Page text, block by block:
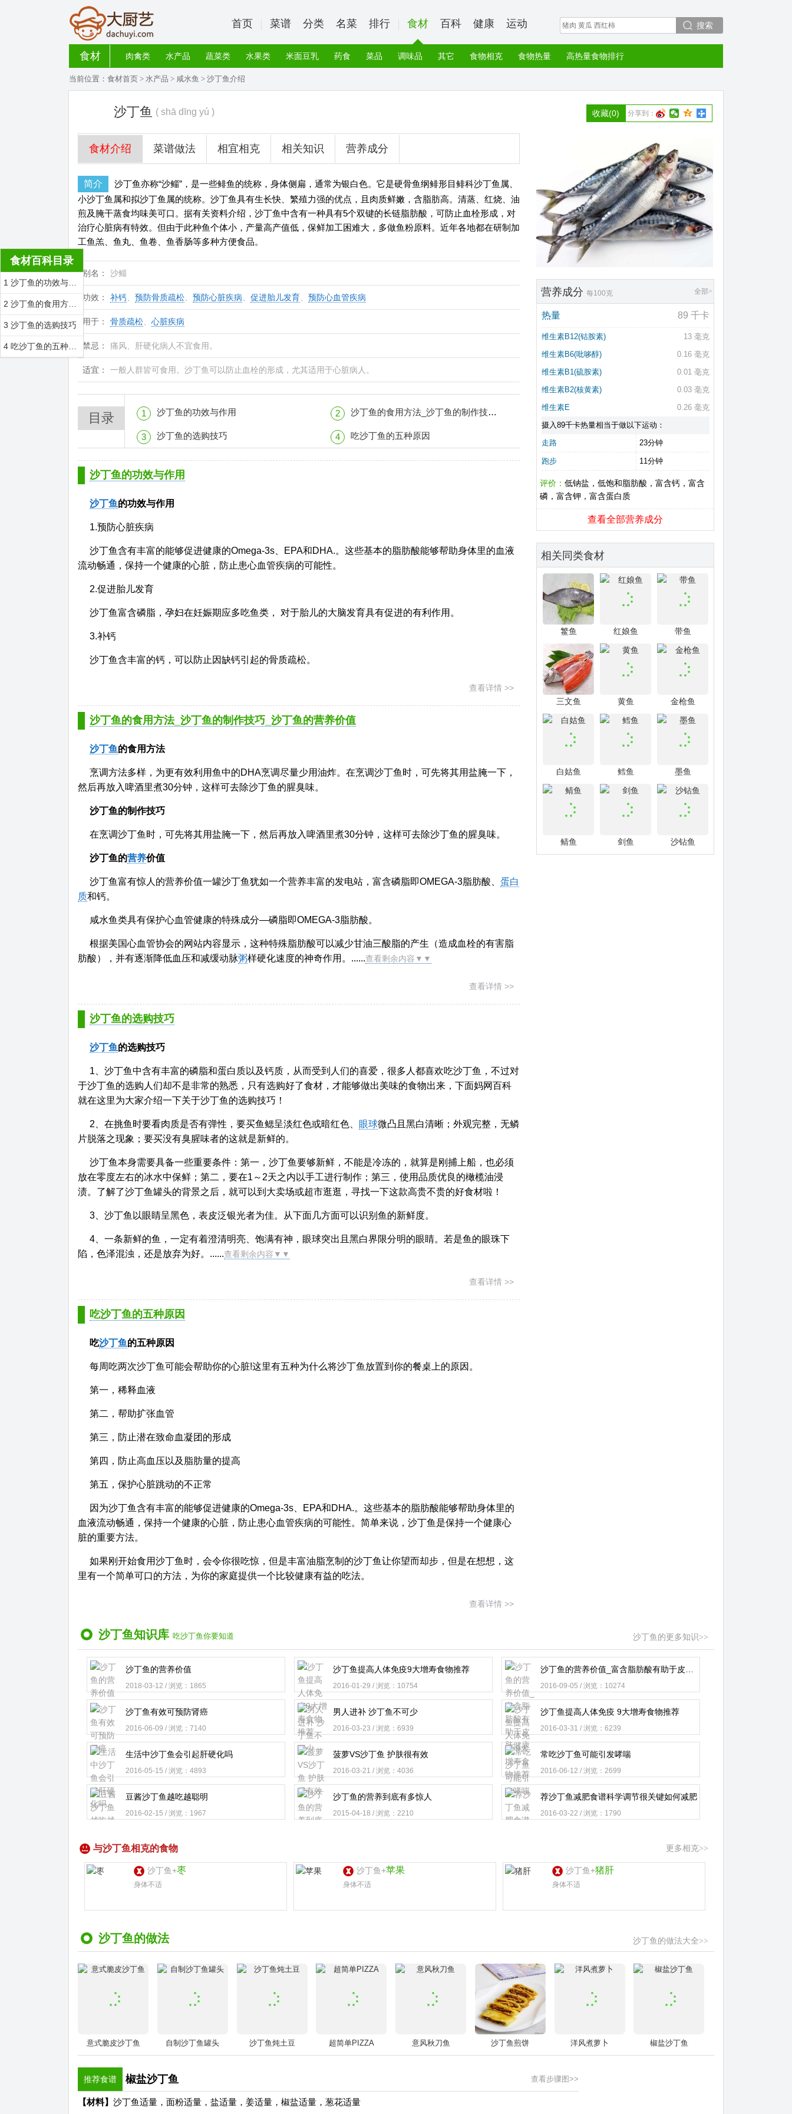
搜索
首页 菜谱 分类 名菜 排行 食材 百科 健康 运动
食材 肉禽类 水产品 蔬菜类 水果类 米面豆乳 药食 菜品 调味品 其它 食物相克 食物热量 高热量食物排行
当前位置： 食材首页 > 水产品 > 咸水鱼 > 沙丁鱼介绍
沙丁鱼 ( shā dīng yú ) 分享到：
收藏(0)
食材介绍 菜谱做法 相宜相克 相关知识 营养成分
简介
沙丁鱼亦称“沙鲻”，是一些鲱鱼的统称，身体侧扁，通常为银白色。它是硬骨鱼纲鲱形目鲱科沙丁鱼属、
小沙丁鱼属和拟沙丁鱼属的统称。沙丁鱼具有生长快、繁殖力强的优点，且肉质鲜嫩，含脂肪高。清蒸、红烧、油
煎及腌干蒸食均味美可口。据有关资料介绍，沙丁鱼中含有一种具有5个双键的长链脂肪酸，可防止血栓形成，对
治疗心脏病有特效。但由于此种鱼个体小，产量高产值低，保鲜加工困难大，多做鱼粉原料。近年各地都在研制加
工鱼羔、鱼丸、鱼卷、鱼香肠等多种方便食品。
别名： 沙鲻
功效： 补钙 预防骨质疏松 预防心脏疾病 促进胎儿发育 预防心血管疾病
用于： 骨质疏松 心脏疾病
禁忌： 痛风、肝硬化病人不宜食用。
适宜： 一般人群皆可食用。沙丁鱼可以防止血栓的形成，尤其适用于心脏病人。
目录 1 沙丁鱼的功效与作用 2 沙丁鱼的食用方法_沙丁鱼的制作技巧_沙丁鱼的营养价值
3 沙丁鱼的选购技巧 4 吃沙丁鱼的五种原因
沙丁鱼的功效与作用
沙丁鱼的功效与作用
1.预防心脏疾病
沙丁鱼含有丰富的能够促进健康的Omega-3s、EPA和DHA.。这些基本的脂肪酸能够帮助身体里的血液
流动畅通，保持一个健康的心脏，防止患心血管疾病的可能性。
2.促进胎儿发育
沙丁鱼富含磷脂，孕妇在妊娠期应多吃鱼类， 对于胎儿的大脑发育具有促进的有利作用。
3.补钙
沙丁鱼含丰富的钙，可以防止因缺钙引起的骨质疏松。
查看详情 >>
沙丁鱼的食用方法_沙丁鱼的制作技巧_沙丁鱼的营养价值
沙丁鱼的食用方法
烹调方法多样，为更有效利用鱼中的DHA烹调尽量少用油炸。在烹调沙丁鱼时，可先将其用盐腌一下，
然后再放入啤酒里煮30分钟，这样可去除沙丁鱼的腥臭味。
沙丁鱼的制作技巧
在烹调沙丁鱼时，可先将其用盐腌一下，然后再放入啤酒里煮30分钟，这样可去除沙丁鱼的腥臭味。
沙丁鱼的营养价值
沙丁鱼富有惊人的营养价值一罐沙丁鱼犹如一个营养丰富的发电站，富含磷脂即OMEGA-3脂肪酸、 蛋白
质和钙。
咸水鱼类具有保护心血管健康的特殊成分—磷脂即OMEGA-3脂肪酸。
根据美国心血管协会的网站内容显示，这种特殊脂肪酸可以减少甘油三酸脂的产生（造成血栓的有害脂
肪酸），并有逐渐降低血压和减缓动脉粥样硬化速度的神奇作用。......查看剩余内容▼▼
查看详情 >>
沙丁鱼的选购技巧
沙丁鱼的选购技巧
1、沙丁鱼中含有丰富的磷脂和蛋白质以及钙质，从而受到人们的喜爱，很多人都喜欢吃沙丁鱼，不过对
于沙丁鱼的选购人们却不是非常的熟悉，只有选购好了食材，才能够做出美味的食物出来，下面妈网百科
就在这里为大家介绍一下关于沙丁鱼的选购技巧！
2、在挑鱼时要看肉质是否有弹性，要买鱼鳃呈淡红色或暗红色、 眼球微凸且黑白清晰；外观完整，无鳞
片脱落之现象；要买没有臭腥味者的这就是新鲜的。
沙丁鱼本身需要具备一些重要条件：第一，沙丁鱼要够新鲜，不能是冷冻的，就算是刚捕上船，也必须
放在零度左右的冰水中保鲜；第二，要在1～2天之内以手工进行制作；第三，使用品质优良的橄榄油浸
渍。了解了沙丁鱼罐头的背景之后，就可以到大卖场或超市逛逛，寻找一下这款高贵不贵的好食材啦！
3、沙丁鱼以眼睛呈黑色，表皮泛银光者为佳。从下面几方面可以识别鱼的新鲜度。
4、一条新鲜的鱼，一定有着澄清明亮、饱满有神，眼球突出且黑白界限分明的眼睛。若是鱼的眼珠下
陷，色泽混浊，还是放弃为好。......查看剩余内容▼▼
查看详情 >>
吃沙丁鱼的五种原因
吃沙丁鱼的五种原因
每周吃两次沙丁鱼可能会帮助你的心脏!这里有五种为什么将沙丁鱼放置到你的餐桌上的原因。
第一，稀释血液
第二，帮助扩张血管
第三，防止潜在致命血凝团的形成
第四，防止高血压以及脂肪量的提高
第五，保护心脏跳动的不正常
因为沙丁鱼含有丰富的能够促进健康的Omega-3s、EPA和DHA.。这些基本的脂肪酸能够帮助身体里的
血液流动畅通，保持一个健康的心脏，防止患心血管疾病的可能性。简单来说，沙丁鱼是保持一个健康心
脏的重要方法。
如果刚开始食用沙丁鱼时，会令你很吃惊，但是丰富油脂烹制的沙丁鱼让你望而却步，但是在想想，这
里有一个简单可口的方法，为你的家庭提供一个比较健康有益的吃法。
查看详情 >>
食材百科目录
3 沙丁鱼的选购技巧
营养成分 每100克 全部>
热量 89 千卡
维生素B12(钴胺素)
13 毫克
维生素B6(吡哆醇)
0.16 毫克
维生素B1(硫胺素)
0.01 毫克
维生素B2(核黄素)
0.03 毫克
维生素E
0.26 毫克
摄入89千卡热量相当于做以下运动：
走路
23分钟
跑步 11分钟
评价： 低钠盐，低饱和脂肪酸，富含钙，富含
磷，富含钾，富含蛋白质
查看全部营养成分
相关同类食材
鳘鱼 红娘鱼 带鱼
三文鱼 黄鱼 金枪鱼
白姑鱼 鳕鱼 墨鱼
鲭鱼 剑鱼 沙钻鱼
沙丁鱼知识库 吃沙丁鱼你要知道 沙丁鱼的更多知识>>
沙丁鱼的营养价值
2018-03-12 / 浏览：1865
沙丁鱼提高人体免疫9大增寿食物推荐
2016-01-29 / 浏览：10754 2016-09-05 / 浏览：10274
沙丁鱼有效可预防肾癌
2016-06-09 / 浏览：7140
男人进补 沙丁鱼不可少
2016-03-23 / 浏览：6939
沙丁鱼提高人体免疫 9大增寿食物推荐
2016-03-31 / 浏览：6239
生活中沙丁鱼会引起肝硬化吗
2016-05-15 / 浏览：4893
菠萝VS沙丁鱼 护肤很有效
2016-03-21 / 浏览：4036
常吃沙丁鱼可能引发哮喘
2016-06-12 / 浏览：2699
豆酱沙丁鱼越吃越聪明
2016-02-15 / 浏览：1967
沙丁鱼的营养到底有多惊人
2015-04-18 / 浏览：2210
荐沙丁鱼减肥食谱科学调节很关键如何减肥
2016-03-22 / 浏览：1790
与沙丁鱼相克的食物 更多相克>>
沙丁鱼+枣
身体不适
沙丁鱼+苹果
身体不适
沙丁鱼+猪肝
身体不适
沙丁鱼的做法 沙丁鱼的做法大全>>
意式脆皮沙丁鱼 自制沙丁鱼罐头 沙丁鱼炖土豆 超简单PIZZA 意风秋刀鱼 沙丁鱼煎饼 洋风煮萝卜 椒盐沙丁鱼
推荐食谱 椒盐沙丁鱼 查看步骤图>>
【材料】 沙丁鱼适量，面粉适量，盐适量，姜适量，椒盐适量，葱花适量